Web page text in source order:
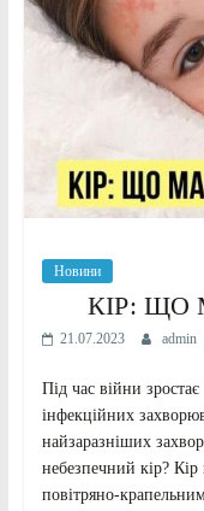
Новини
КІР: ЩО
21.07.2023 admin
Під час війни зростає
інфекційних
найзаразніших
небезпечний кір?
повітряно-